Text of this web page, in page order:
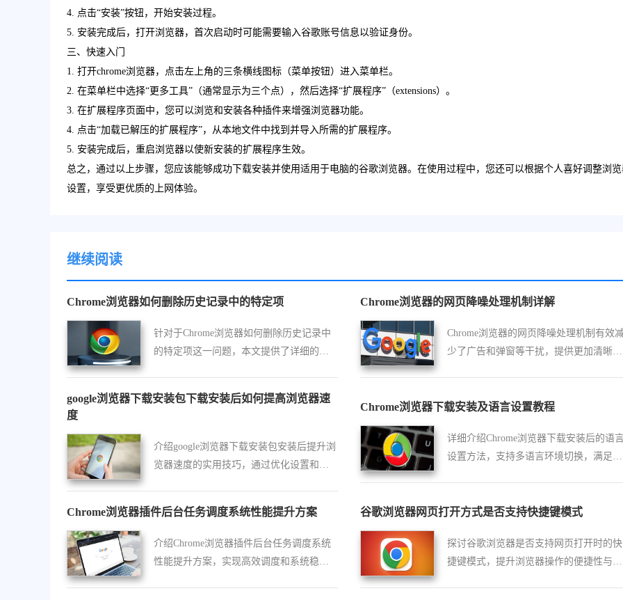
4. 点击“安装”按钮，开始安装过程。
5. 安装完成后，打开浏览器，首次启动时可能需要输入谷歌账号信息以验证身份。
三、快速入门
1. 打开chrome浏览器，点击左上角的三条横线图标（菜单按钮）进入菜单栏。
2. 在菜单栏中选择“更多工具”（通常显示为三个点），然后选择“扩展程序”（extensions）。
3. 在扩展程序页面中，您可以浏览和安装各种插件来增强浏览器功能。
4. 点击“加载已解压的扩展程序”，从本地文件中找到并导入所需的扩展程序。
5. 安装完成后，重启浏览器以使新安装的扩展程序生效。
总之，通过以上步骤，您应该能够成功下载安装并使用适用于电脑的谷歌浏览器。在使用过程中，您还可以根据个人喜好调整浏
设置，享受更优质的上网体验。
继续阅读
Chrome浏览器如何删除历史记录中的特定项
针对于Chrome浏览器如何删除历史记录中
的特定项这一问题，本文提供了详细的操
Chrome浏览器的网页降噪处理机制详解
Chrome浏览器的网页降噪处理机制有效
少了广告和弹窗等干扰，提供更加清晰和
受。
google浏览器下载安装包下载安装后如何提高浏览器速
度
介绍google浏览器下载安装包安装后提升浏
览器速度的实用技巧，通过优化设置和清
Chrome浏览器下载安装及语言设置教程
详细介绍Chrome浏览器下载安装后的语
设置方法，支持多语言环境切换，满足不
Chrome浏览器插件后台任务调度系统性能提升方案
介绍Chrome浏览器插件后台任务调度系统
性能提升方案，实现高效调度和系统稳定
谷歌浏览器网页打开方式是否支持快捷键模式
探讨谷歌浏览器是否支持网页打开时的快
捷键模式，提升浏览器操作的便捷性与效